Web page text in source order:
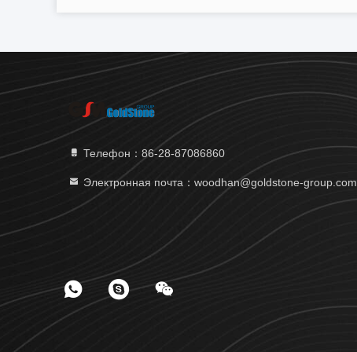
Телефон：86-28-87086860
Электронная почта：woodhan@goldstone-group.com